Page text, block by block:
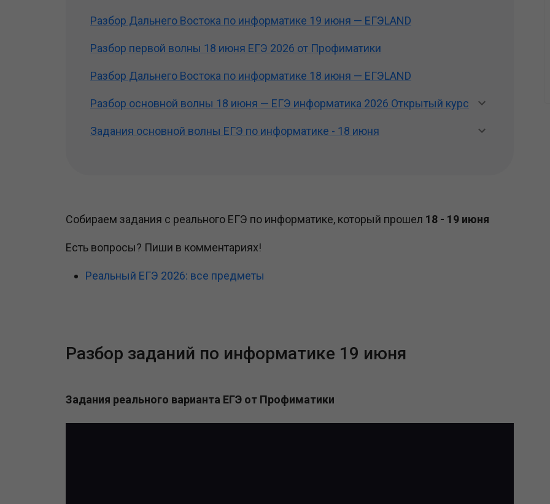
Разбор Дальнего Востока по информатике 19 июня — ЕГЭLAND
Разбор первой волны 18 июня ЕГЭ 2026 от Профиматики
Разбор Дальнего Востока по информатике 18 июня — ЕГЭLAND
Разбор основной волны 18 июня — ЕГЭ информатика 2026 Открытый курс
Задания основной волны ЕГЭ по информатике - 18 июня
Собираем задания с реального ЕГЭ по информатике, который прошел 18 - 19 июня
Есть вопросы? Пиши в комментариях!
Реальный ЕГЭ 2026: все предметы
Разбор заданий по информатике 19 июня
Задания реального варианта ЕГЭ от Профиматики